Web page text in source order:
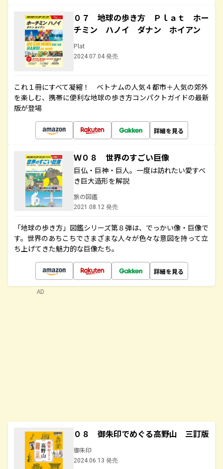
０７ 地球の歩き方 Ｐｌａｔ ホー
チミン ハノイ ダナン ホイアン
Plat
2024.07.04 発売
これ１冊にすべて凝縮！ ベトナムの人気４都市＋人気の郊外
を楽しむ、携帯に便利な地球の歩き方コンパクトガイドの最新
版が登場
詳細を見る
Ｗ０８ 世界のすごい巨像
巨仏・巨神・巨人。一度は訪れたい愛すべ
き巨大造形を解説
旅の図鑑
2021.08.12 発売
「地球の歩き方」図鑑シリーズ第８弾は、でっかい像・巨像で
す。世界のあちこちでさまざまな人々が色々な意図を持って立
ち上げてきた魅力的な巨像たち。
詳細を見る
０８ 御朱印でめぐる高野山 三訂版
御朱印
2024.06.13 発売
AD